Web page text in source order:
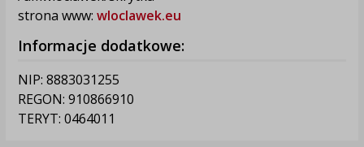
strona www: wloclawek.eu
Informacje dodatkowe:
NIP: 8883031255
REGON: 910866910
TERYT: 0464011